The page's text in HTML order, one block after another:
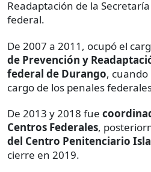
Readaptación de la
federal.
De 2007 a 2011, ocupó el
de Prevención y
federal de Durango, cuando
cargo de los penales
De 2013 y 2018 fue
Centros Federales,
del Centro Penitenciario
cierre en 2019.